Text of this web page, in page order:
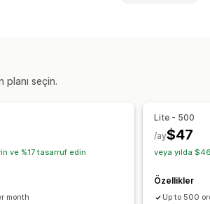
Sipariş bilgileri İşlemler
Ödemeler
planı seçin.
ve %17 tasarruf edin
month
Lite - 500
$47
/ay
veya yılda
Özellikler
Up to 500